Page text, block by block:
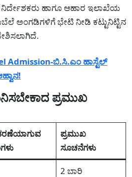
ಹಾಗೂ ಆಹಾರ ಇಲಾಖೆಯ
ಅಂಗಡಿಗಳಿಗೆ ಭೇಟಿ ನೀಡಿ ಕಟ್ಟುನಿಟ್ಟಿನ
Admission-ಬಿ.ಸಿ.ಎಂ ಹಾಸ್ಟೆಲ್
ಪ್ರಮುಖ
ಪ್ರಮುಖ
ಸೂಚನೆಗಳು
2 ಬಾರಿ